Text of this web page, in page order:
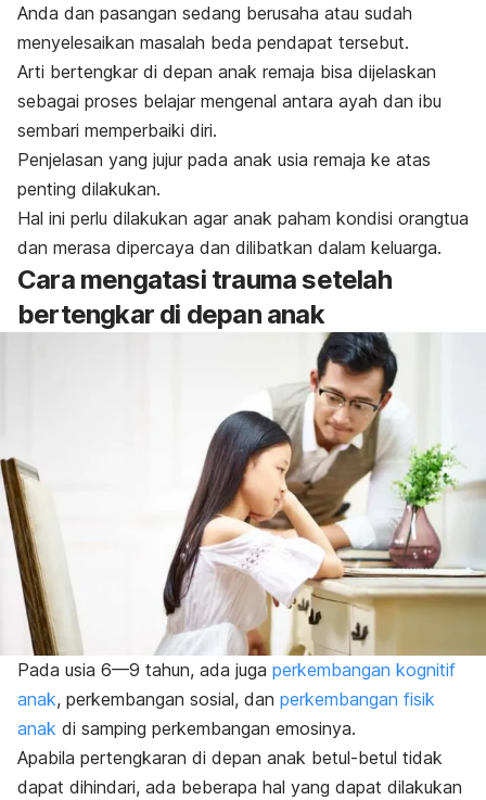
Anda dan pasangan sedang berusaha atau sudah
menyelesaikan masalah beda pendapat tersebut.
Arti bertengkar di depan anak remaja bisa dijelaskan
sebagai proses belajar mengenal antara ayah dan ibu
sembari memperbaiki diri.
Penjelasan yang jujur pada anak usia remaja ke atas
penting dilakukan.
Hal ini perlu dilakukan agar anak paham kondisi orangtua
dan merasa dipercaya dan dilibatkan dalam keluarga.
Cara mengatasi trauma setelah
bertengkar di depan anak
Pada usia 6—9 tahun, ada juga perkembangan kognitif
anak, perkembangan sosial, dan perkembangan fisik
anak di samping perkembangan emosinya.
Apabila pertengkaran di depan anak betul-betul tidak
dapat dihindari, ada beberapa hal yang dapat dilakukan